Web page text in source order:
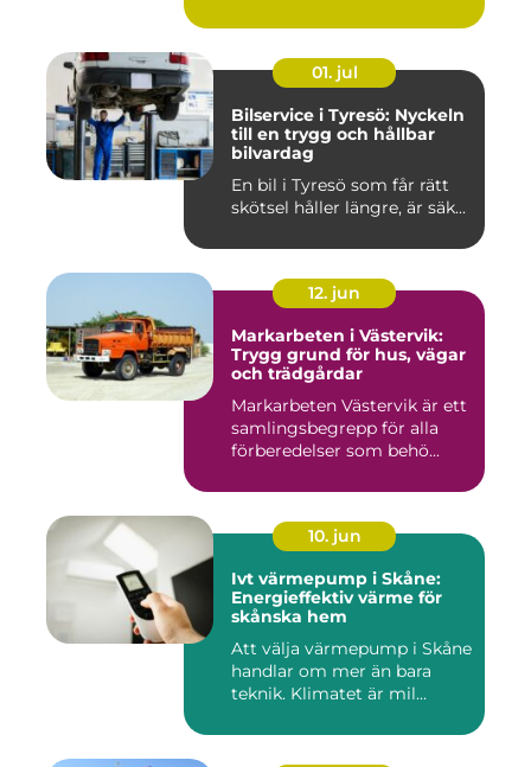
01. jul
Bilservice i Tyresö: Nyckeln
till en trygg och hållbar
bilvardag
En bil i Tyresö som får rätt
skötsel håller längre, är säk...
12. jun
Markarbeten i Västervik:
Trygg grund för hus, vägar
och trädgårdar
Markarbeten Västervik är ett
samlingsbegrepp för alla
förberedelser som behö...
10. jun
Ivt värmepump i Skåne:
Energieffektiv värme för
skånska hem
Att välja värmepump i Skåne
handlar om mer än bara
teknik. Klimatet är mil...